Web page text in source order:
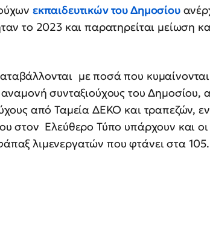
εκπαιδευτικών του Δημοσίου
το 2023 και παρατηρείται μείωση
με ποσά που
συνταξιούχους του
από Ταμεία ΔΕΚΟ και τραπεζών,
στον Ελεύθερο Τύπο υπάρχουν και οι
λιμενεργατών που φτάνει στα